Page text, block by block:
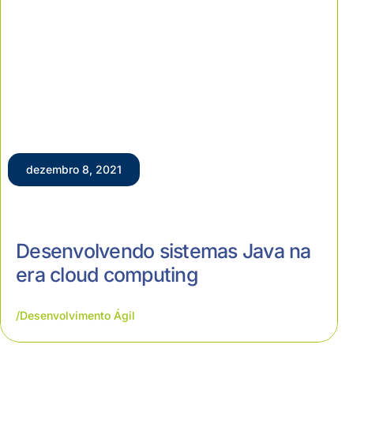
dezembro 8, 2021
Desenvolvendo sistemas Java na
era cloud computing
Desenvolvimento Ágil